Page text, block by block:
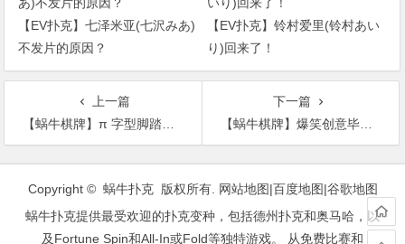
【EV扑克】七泽米亚(七沢みあ)
不发片的原因？
【EV扑克】铃村爱里(铃村あい
り)回来了！
上一篇
【蜗牛棋牌】π 字型脚踏车 圆周率单车Pi Bike融合“无理”与“合理”
下一篇
【蜗牛棋牌】爆笑创意毕业照 毕业照创意姿势挑战搞笑尺度
文
Copyright © 蜗牛扑克 版权所有. 网站地图|百度地图|谷歌地图
蜗牛扑克提供最受欢迎的扑克变种，包括德州扑克和奥马哈，以
及Fortune Spin和All-In或Fold等独特游戏。 从免费比赛和